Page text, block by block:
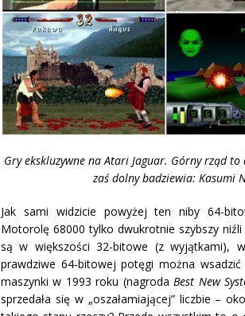
Gry ekskluzywne na Atari Jaguar. Górny rząd
zaś dolny badziewia: Kasumi
Jak sami widzicie powyżej ten niby 64-
Motorolę 68000 tylko dwukrotnie szybszy
są w większości 32-bitowe (z wyjątkami),
prawdziwe 64-bitowej potęgi można
maszynki w 1993 roku (nagrodaBest New
sprzedała się w „oszałamiającej” liczbie –